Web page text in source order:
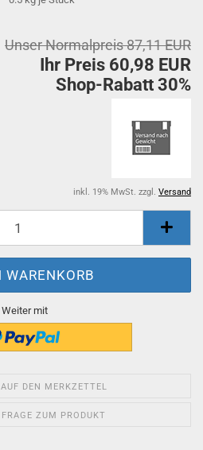
Unser Normalpreis 87,11 EUR
Ihr Preis 60,98 EUR
Shop-Rabatt 30%
inkl. 19% MwSt. zzgl. Versand
Weiter mit
AUF DEN MERKZETTEL
FRAGE ZUM PRODUKT